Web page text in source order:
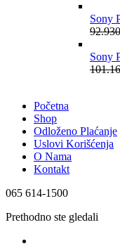
Sony
Sony
Početna
Shop
Odloženo Plaćanje
Uslovi Korišćenja
O Nama
Kontakt
065 614-1500
Prethodno ste gledali